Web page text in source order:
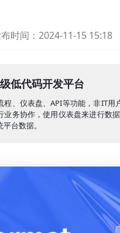
时间：2024-11-15 15:18
低代码开发平台
程、仪表盘、API等功能，非IT
业务协作，使用仪表盘来进行数
台数据。